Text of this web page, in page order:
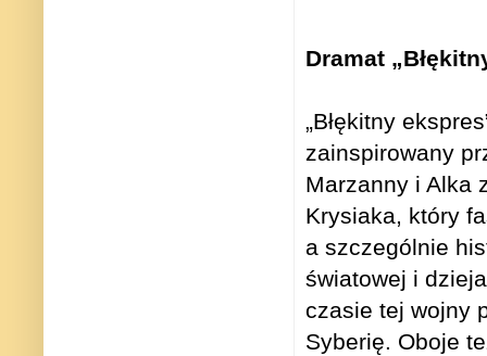
Dramat
„Błękitny
zainspirowany
Marzanny i Alka
Krysiaka, który
a szczególnie
światowej i
czasie tej wojny
Syberię. Oboje